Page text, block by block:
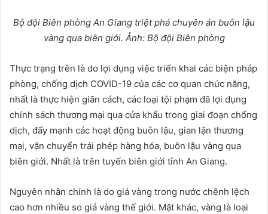
Bộ đội Biên phòng An Giang triệt phá chuyên án buôn lậu
vàng qua biên giới. Ảnh: Bộ đội Biên phòng
Thực trạng trên là do lợi dụng việc triển khai các biện pháp
phòng, chống dịch COVID-19 của các cơ quan chức năng,
nhất là thực hiện giãn cách, các loại tội phạm đã lợi dụng
chính sách thương mại qua cửa khẩu trong giai đoạn chống
dịch, đẩy mạnh các hoạt động buôn lậu, gian lận thương
mại, vận chuyển trái phép hàng hóa, buôn lậu vàng qua
biên giới. Nhất là trên tuyến biên giới tỉnh An Giang.
Nguyên nhân chính là do giá vàng trong nước chênh lệch
cao hơn nhiều so giá vàng thế giới. Mặt khác, vàng là loại